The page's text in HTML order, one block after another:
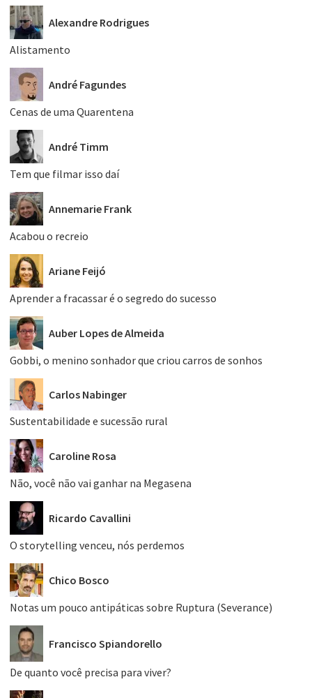
Alexandre Rodrigues
Alistamento
André Fagundes
Cenas de uma Quarentena
André Timm
Tem que filmar isso daí
Annemarie Frank
Acabou o recreio
Ariane Feijó
Aprender a fracassar é o segredo do sucesso
Auber Lopes de Almeida
Gobbi, o menino sonhador que criou carros de sonhos
Carlos Nabinger
Sustentabilidade e sucessão rural
Caroline Rosa
Não, você não vai ganhar na Megasena
Ricardo Cavallini
O storytelling venceu, nós perdemos
Chico Bosco
Notas um pouco antipáticas sobre Ruptura (Severance)
Francisco Spiandorello
De quanto você precisa para viver?